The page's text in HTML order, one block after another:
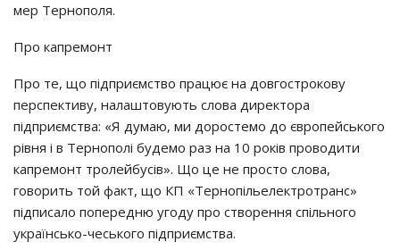
мер Тернополя.
Про капремонт
Про те, що підприємство працює на довгострокову
перспективу, налаштовують слова директора
підприємства: «Я думаю, ми доростемо до європейського
рівня і в Тернополі будемо раз на 10 років проводити
капремонт тролейбусів». Що це не просто слова,
говорить той факт, що КП «Тернопільелектротранс»
підписало попередню угоду про створення спільного
українсько-чеського підприємства.